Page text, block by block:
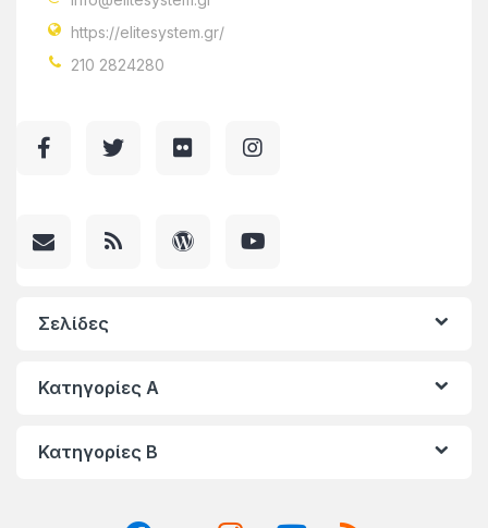
https://elitesystem.gr/
210 2824280
Σελίδες
Κατηγορίες A
Κατηγορίες Β